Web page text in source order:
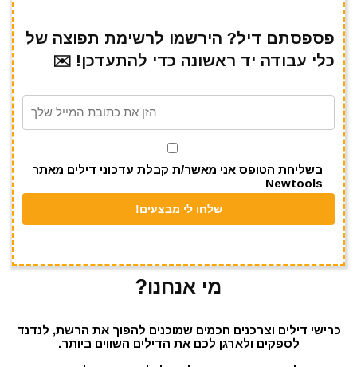
e
b
o
te
r
l
s
A
p
gr
a
m
e
פספסתם דיל? הירשמו לרשימת תפוצה של
כלי עבודה יד ראשונה כדי להתעדכן! ✉️
בשליחת הטופס אני מאשר/ת קבלת עדכוני דילים מאתר
Newtools
מי אנחנו?
כרישי דילים וצרכנים חכמים שמוכנים להפוך את הרשת, לנדנד
לספקים ולארגן לכם את הדילים השווים ביותר.